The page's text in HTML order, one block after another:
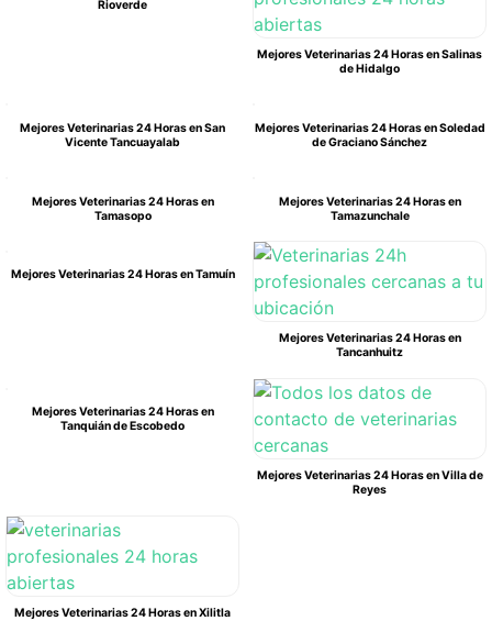
Rioverde
Mejores Veterinarias 24 Horas en Salinas
de Hidalgo
Mejores Veterinarias 24 Horas en San
Vicente Tancuayalab
Mejores Veterinarias 24 Horas en Soledad
de Graciano Sánchez
Mejores Veterinarias 24 Horas en
Tamasopo
Mejores Veterinarias 24 Horas en
Tamazunchale
Mejores Veterinarias 24 Horas en Tamuín
Mejores Veterinarias 24 Horas en
Tancanhuitz
Mejores Veterinarias 24 Horas en
Tanquián de Escobedo
Mejores Veterinarias 24 Horas en Villa de
Reyes
Mejores Veterinarias 24 Horas en Xilitla